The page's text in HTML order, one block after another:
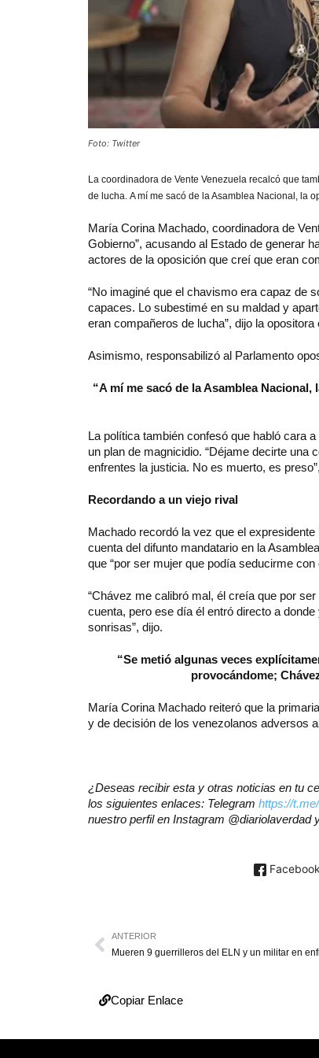
Foto: Twitter
La coordinadora de Vente Venezuela recalcó que
de lucha. A mí me sacó de la Asamblea Nacional, la
María Corina Machado, coordinadora de
Gobierno”, acusando al Estado de generar
actores de la oposición que creí que eran
“No imaginé que el chavismo era capaz de
capaces. Lo subestimé en su maldad y
eran compañeros de lucha”, dijo la opositora
Asimismo, responsabilizó al Parlamento
“A mí me sacó de la Asamblea
La política también confesó que habló cara
un plan de magnicidio. “Déjame decirte una
enfrentes la justicia. No es muerto, es
Recordando a un viejo rival
Machado recordó la vez que el
cuenta del difunto mandatario en la
que “por ser mujer que podía seducirme con
“Chávez me calibró mal, él creía que por
cuenta, pero ese día él entró directo a
sonrisas”, dijo.
“Se metió algunas veces
provocándome;
María Corina Machado reiteró que la
y de decisión de los venezolanos adversos
¿Deseas recibir esta y otras noticias en tu
los siguientes enlaces: Telegram https://
nuestro perfil en Instagram @diariolaverdad
Facebook
ANTERIOR
Mueren 9 guerrilleros del ELN y un militar en
Copiar Enlace